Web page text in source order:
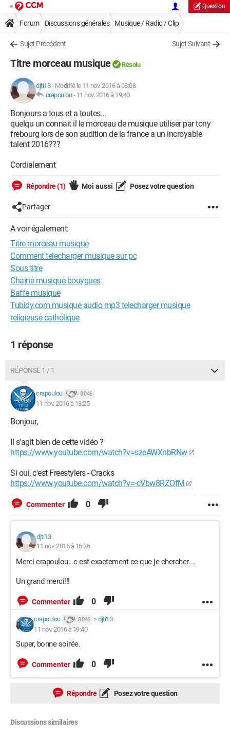
Question
Forum Discussions générales Musique / Radio / Clip
Sujet Précédent Sujet Suivant
Titre morceau musique Résolu
djti13- Modifié le 11 nov. 2016 à 08:08
crapoulou- 11 nov. 2016 à 19:40
Bonjours a tous et a toutes...
quelqu un connait il le morceau de musique utiliser par tony
frebourg lors de son audition de la france a un incroyable
talent 2016???
Cordialement
Répondre (1) Moi aussi Posez votre question
Partager
A voir également:
Titre morceau musique
Comment telecharger musique sur pc
Sous titre
Chaine musique bouygues
Baffe musique
Tubidy.com musique audio mp3 telecharger musique
religieuse catholique
1 réponse
RÉPONSE 1 / 1
crapoulou 8 046
11 nov. 2016 à 13:25
Bonjour,
Il s'agit bien de cette vidéo ?
https://www.youtube.com/watch?v=szeAWXnbRNw
Si oui, c'est Freestylers - Cracks
https://www.youtube.com/watch?v=-cVbw8RZOfM
Commenter 0
djti13
11 nov. 2016 à 16:26
Merci crapoulou...c est exactement ce que je chercher....
Un grand merci!!!
Commenter 0
crapoulou 8 046 > djti13
11 nov. 2016 à 19:40
Super, bonne soirée.
Commenter 0
Répondre Posez votre question
Discussions similaires